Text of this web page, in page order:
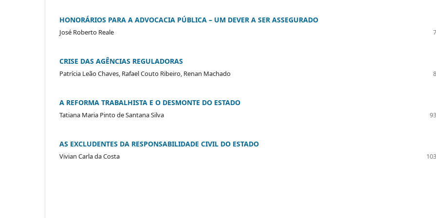
HONORÁRIOS PARA A ADVOCACIA PÚBLICA – UM DEVER A SER ASSEGURADO
José Roberto Reale
CRISE DAS AGÊNCIAS REGULADORAS
Patrícia Leão Chaves, Rafael Couto Ribeiro, Renan Machado
A REFORMA TRABALHISTA E O DESMONTE DO ESTADO
Tatiana Maria Pinto de Santana Silva
AS EXCLUDENTES DA RESPONSABILIDADE CIVIL DO ESTADO
Vivian Carla da Costa